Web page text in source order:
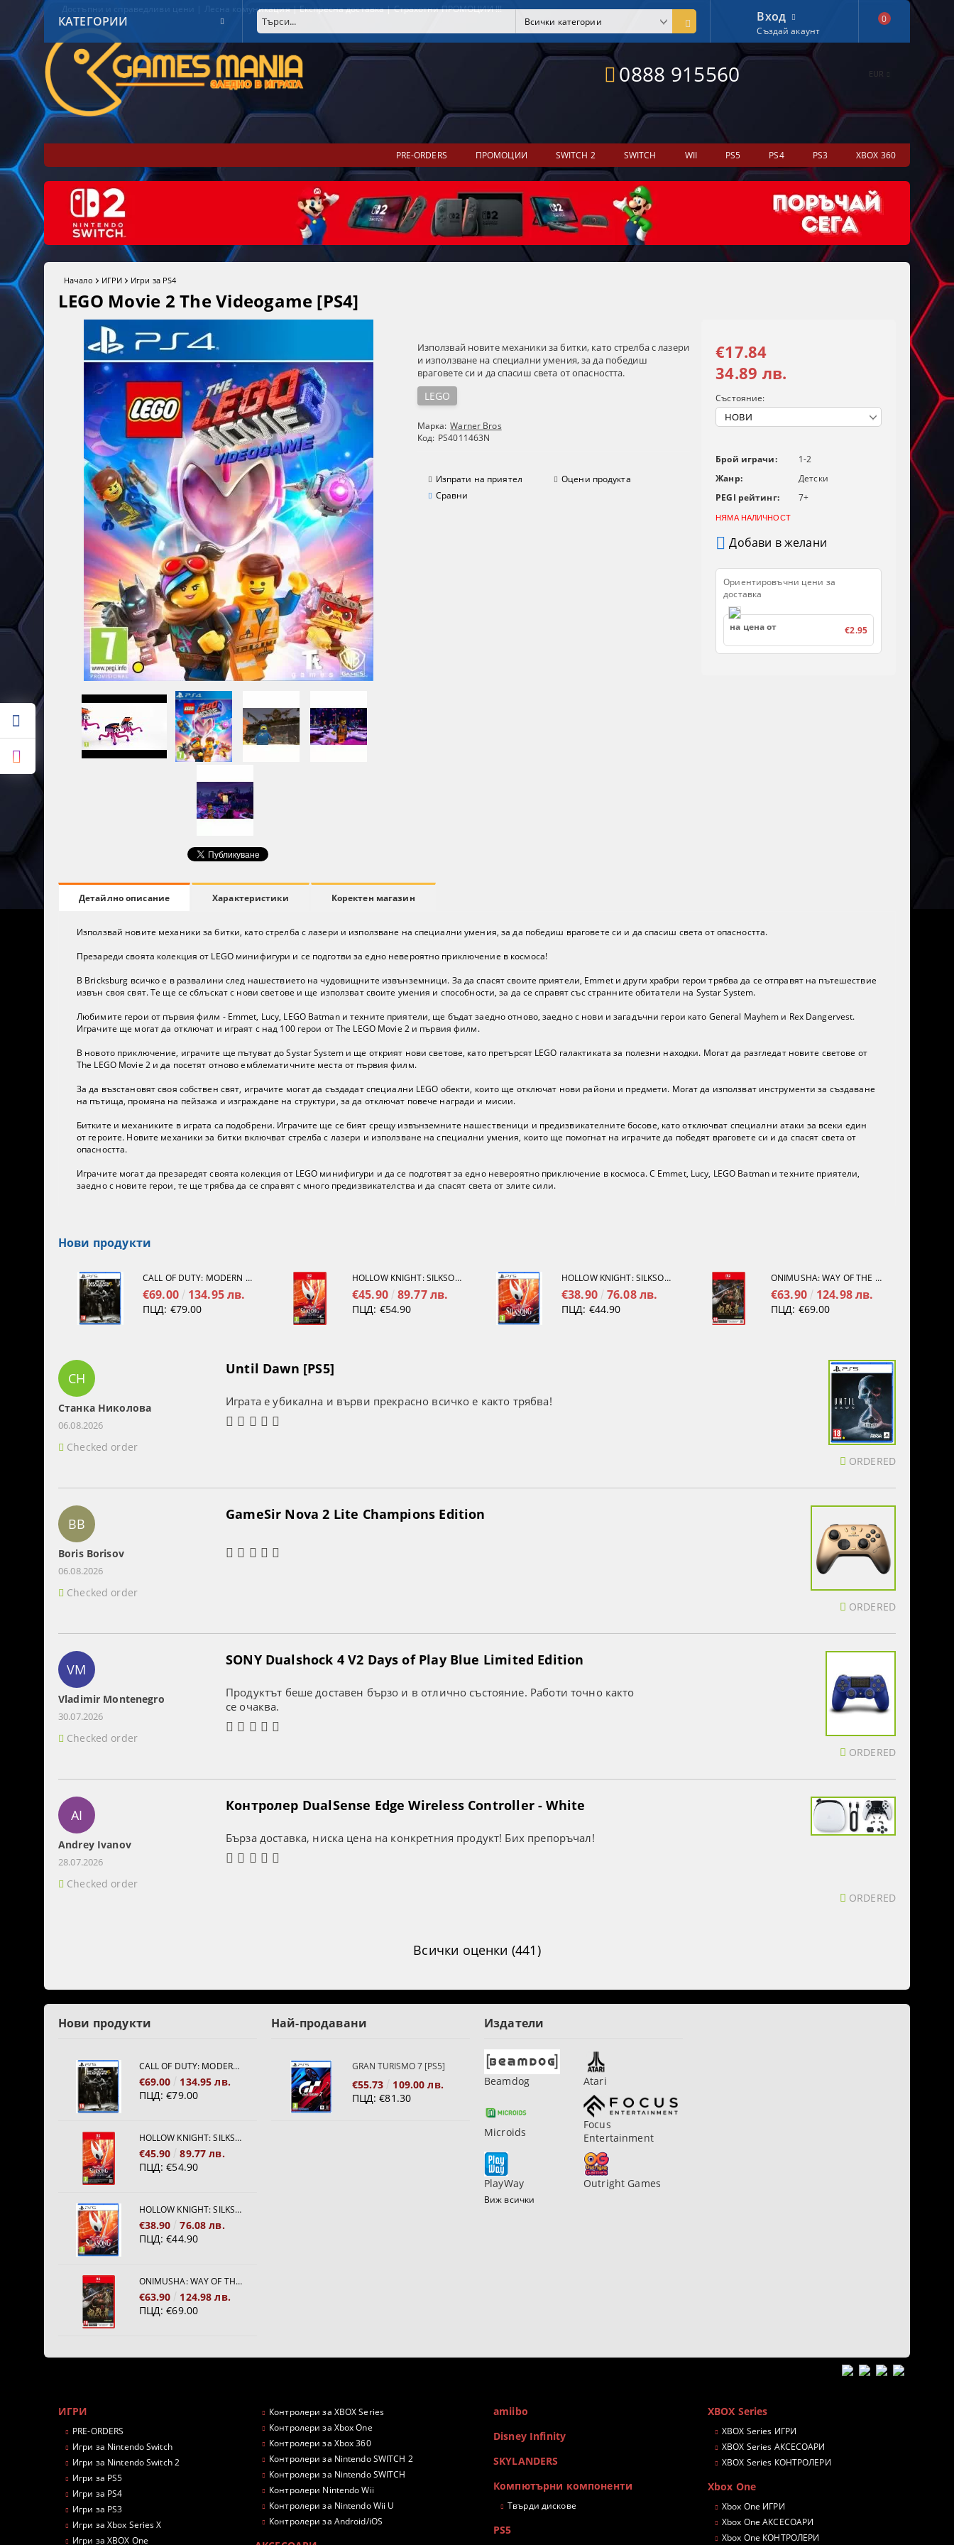
Достъпни и справедливи цени | Лесна комуникация | Експресна доставка | Страхотни ПРОМОЦИИ !!!
0888 915560 EUR
КАТЕГОРИИ Вход
Създай акаунт
0
PRE-ORDERS ПРОМОЦИИ SWITCH 2 SWITCH WII PS5 PS4 PS3 XBOX 360
Начало ИГРИ Игри за PS4
LEGO Movie 2 The Videogame [PS4]
Използвай новите механики за битки, като стрелба с лазери
и използване на специални умения, за да победиш
враговете си и да спасиш света от опасността.
LEGO
Марка: Warner Bros
Код: PS4011463N
Изпрати на приятел
Оцени продукта
Сравни
€17.84
34.89 лв.
Състояние:
Брой играчи:
1-2
Жанр:
Детски
PEGI рейтинг:
7+
НЯМА НАЛИЧНОСТ
Добави в желани
Ориентировъчни цени за
доставка
на цена от €2.95
Детайлно описание Характеристики Коректен магазин
Използвай новите механики за битки, като стрелба с лазери и използване на специални умения, за да победиш враговете си и да спасиш света от опасността.
Презареди своята колекция от LEGO минифигури и се подготви за едно невероятно приключение в космоса!
В Bricksburg всичко е в развалини след нашествието на чудовищните извънземници. За да спасят своите приятели, Emmet и други храбри герои трябва да се отправят на пътешествие
извън своя свят. Те ще се сблъскат с нови светове и ще използват своите умения и способности, за да се справят със странните обитатели на Systar System.
Любимите герои от първия филм - Emmet, Lucy, LEGO Batman и техните приятели, ще бъдат заедно отново, заедно с нови и загадъчни герои като General Mayhem и Rex Dangervest.
Играчите ще могат да отключат и играят с над 100 герои от The LEGO Movie 2 и първия филм.
В новото приключение, играчите ще пътуват до Systar System и ще открият нови светове, като претърсят LEGO галактиката за полезни находки. Могат да разгледат новите светове от
The LEGO Movie 2 и да посетят отново емблематичните места от първия филм.
За да възстановят своя собствен свят, играчите могат да създадат специални LEGO обекти, които ще отключат нови райони и предмети. Могат да използват инструменти за създаване
на пътища, промяна на пейзажа и изграждане на структури, за да отключат повече награди и мисии.
Битките и механиките в играта са подобрени. Играчите ще се бият срещу извънземните нашественици и предизвикателните босове, като отключват специални атаки за всеки един
от героите. Новите механики за битки включват стрелба с лазери и използване на специални умения, които ще помогнат на играчите да победят враговете си и да спасят света от
опасността.
Играчите могат да презаредят своята колекция от LEGO минифигури и да се подготвят за едно невероятно приключение в космоса. С Emmet, Lucy, LEGO Batman и техните приятели,
заедно с новите герои, те ще трябва да се справят с много предизвикателства и да спасят света от злите сили.
Нови продукти
CALL OF DUTY: MODERN WARFARE 4[PS5]
€69.00 134.95 лв.
ПЦД: €79.00
HOLLOW KNIGHT: SILKSONG [NINTENDO SWITCH 2]
€45.90 89.77 лв.
ПЦД: €54.90
HOLLOW KNIGHT: SILKSONG [PS5]
€38.90 76.08 лв.
ПЦД: €44.90
ONIMUSHA: WAY OF THE SWORD [NINTENDO SWITCH 2]
€63.90 124.98 лв.
ПЦД: €69.00
СН
Станка Николова
06.08.2026
Checked order
Until Dawn [PS5]
Играта е убикална и върви прекрасно всичко е както трябва!
ORDERED
BB
Boris Borisov
06.08.2026
Checked order
GameSir Nova 2 Lite Champions Edition
ORDERED
VM
Vladimir Montenegro
30.07.2026
Checked order
SONY Dualshock 4 V2 Days of Play Blue Limited Edition
Продуктът беше доставен бързо и в отлично състояние. Работи точно както
се очаква.
ORDERED
AI
Andrey Ivanov
28.07.2026
Checked order
Контролер DualSense Edge Wireless Controller - White
Бърза доставка, ниска цена на конкретния продукт! Бих препоръчал!
ORDERED
Всички оценки (441)
Нови продукти
CALL OF DUTY: MODERN WARFARE 4[PS5]
€69.00
134.95 лв.
ПЦД: €79.00
HOLLOW KNIGHT: SILKSONG [NINTENDO SWITCH 2]
€45.90
89.77 лв.
ПЦД: €54.90
HOLLOW KNIGHT: SILKSONG [PS5]
€38.90
76.08 лв.
ПЦД: €44.90
ONIMUSHA: WAY OF THE SWORD [NINTENDO SWITCH 2]
€63.90
124.98 лв.
ПЦД: €69.00
Най-продавани
GRAN TURISMO 7 [PS5]
€55.73
109.00 лв.
ПЦД: €81.30
Издатели
Beamdog Atari
Microids
Focus
Entertainment
PlayWay Outright Games
Виж всички
ИГРИ
PRE-ORDERS
Игри за Nintendo Switch
Игри за Nintendo Switch 2
Игри за PS5
Игри за PS4
Игри за PS3
Игри за Xbox Series X
Игри за XBOX One
Контролери за XBOX Series
Контролери за Xbox One
Контролери за Xbox 360
Контролери за Nintendo SWITCH 2
Контролери за Nintendo SWITCH
Контролери Nintendo Wii
Контролери за Nintendo Wii U
Контролери за Android/iOS
amiibo
Disney Infinity
SKYLANDERS
Компютърни компоненти
Твърди дискове
PS5
XBOX Series
XBOX Series ИГРИ
XBOX Series АКСЕСОАРИ
XBOX Series КОНТРОЛЕРИ
Xbox One
Xbox One ИГРИ
Xbox One АКСЕСОАРИ
Xbox One КОНТРОЛЕРИ